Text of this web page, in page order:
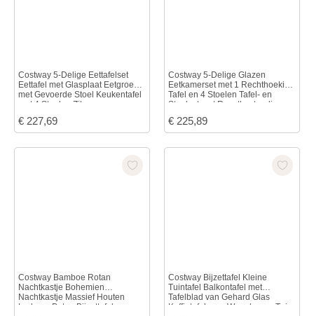
Costway 5-Delige Eettafelset
Eettafel met Glasplaat Eetgroep
met Gevoerde Stoel Keukentafel
met 4 Stoelen Zitgroep voor
€ 227,69
Costway 5-Delige Glazen
Eetkamerset met 1 Rechthoekige
Tafel en 4 Stoelen Tafel- en
Stoelset met Roestbestendig
€ 225,89
Costway Bamboe Rotan
Nachtkastje Bohemien
Nachtkastje Massief Houten
Lade en Poten Bijzettafel
Costway Bijzettafel Kleine
Tuintafel Balkontafel met
Tafelblad van Gehard Glas
Koffietafel voor Woonkamer Tuin